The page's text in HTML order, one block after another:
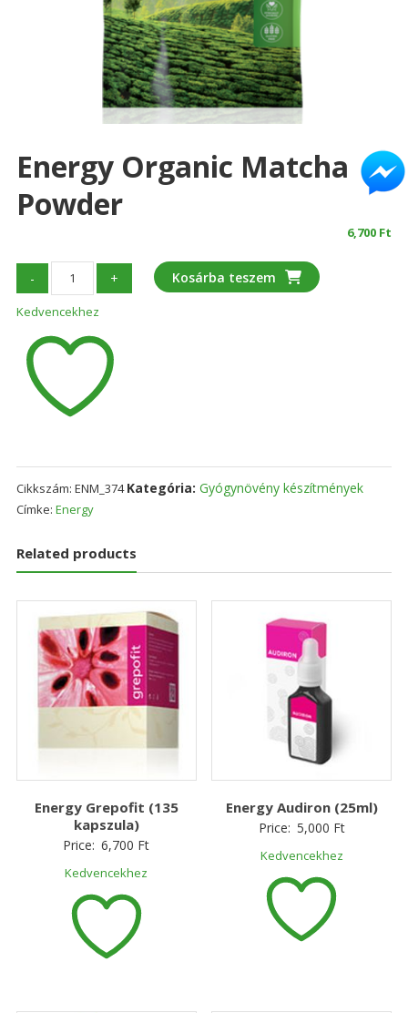
Energy Organic Matcha
Powder
6,700 Ft
-
Energy
Organic
Matcha
Powder
mennyiség
+ Kosárba teszem
Kedvencekhez
Cikkszám: ENM_374 Kategória: Gyógynövény készítmények
Címke: Energy
Related products
Energy Grepofit (135
kapszula)
Price: 6,700 Ft
Kedvencekhez
Energy Audiron (25ml)
Price: 5,000 Ft
Kedvencekhez